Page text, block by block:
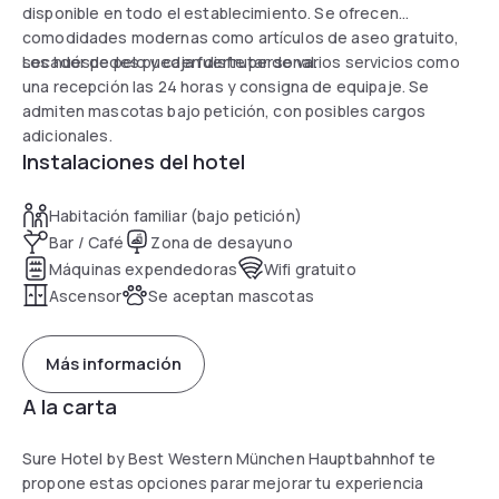
disponible en todo el establecimiento. Se ofrecen
comodidades modernas como artículos de aseo gratuito,
secador de pelo y caja fuerte personal.
Los huéspedes pueden disfrutar de varios servicios como
una recepción las 24 horas y consigna de equipaje. Se
admiten mascotas bajo petición, con posibles cargos
adicionales.
Instalaciones del hotel
Habitación familiar (bajo petición)
Bar / Café
Zona de desayuno
Máquinas expendedoras
Wifi gratuito
Ascensor
Se aceptan mascotas
Más información
A la carta
Sure Hotel by Best Western München Hauptbahnhof te
propone estas opciones parar mejorar tu experiencia